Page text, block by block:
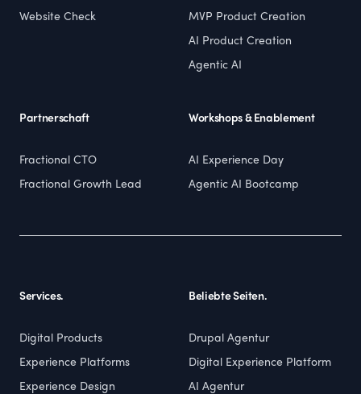
Website Check MVP Product Creation
AI Product Creation
Agentic AI
Partnerschaft
Fractional CTO
Fractional Growth Lead
Workshops & Enablement
AI Experience Day
Agentic AI Bootcamp
Services.
Digital Products
Experience Platforms
Experience Design
Beliebte Seiten.
Drupal Agentur
Digital Experience Platform
AI Agentur